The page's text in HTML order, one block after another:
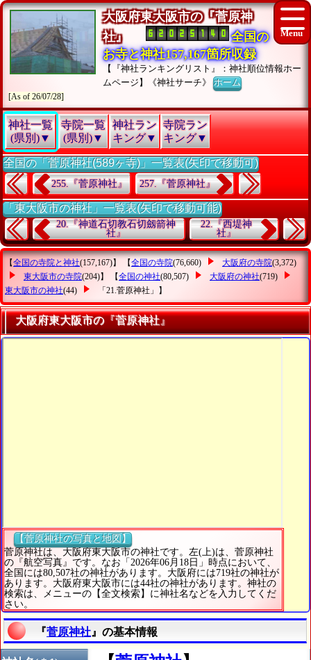
大阪府東大阪市の『菅原神
社』
全国の
お寺と神社157,167箇所収録
【『神社ランキングリスト』：神社順位情報ホー
ムページ】《神社サーチ》ホーム
[As of 26/07/28]
神社一覧
(県別)▼
寺院一覧
(県別)▼
神社ラン
キング▼
寺院ラン
キング▼
全国の「菅原神社(589ヶ寺)」一覧表(矢印で移動可)
255.『菅原神社』 257.『菅原神社』
「東大阪市の神社」一覧表(矢印で移動可能)
20.『神道石切教石切劔箭神
社』
22.『西堤神
社』
【全国の寺院と神社(157,167)】 【全国の寺院(76,660) 大阪府の寺院(3,372)
東大阪市の寺院(204)】 【全国の神社(80,507) 大阪府の神社(719)
東大阪市の神社(44) 「21.菅原神社」 】
大阪府東大阪市の『菅原神社』
【菅原神社の写真と地図】
菅原神社は、大阪府東大阪市の神社です。左(上)は、菅原神社
の『航空写真』です。なお「2026年06月18日」時点において、
全国には80,507社の神社があります。大阪府には719社の神社が
あります。大阪府東大阪市には44社の神社があります。神社の
検索は、メニューの【全文検索】に神社名などを入力してくだ
さい。
『菅原神社 』の基本情報